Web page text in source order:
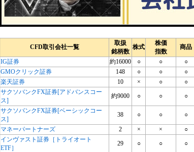
CFD取引会社一覧
取扱
銘柄数
株式
株価
指数
商品
IG証券
約16000 ○ ○ ○
GMOクリック証券
148 ○ ○ ○
楽天証券
10 × ○ ○
サクソバンクFX証券[アドバンスコー
ス]
約9000 ○ ○ ○
サクソバンクFX証券[ベーシックコー
ス]
38 ○ ○ ○
マネーパートナーズ 2 × × ○
インヴァスト証券［トライオート
ETF］
29 ○ ○ ○